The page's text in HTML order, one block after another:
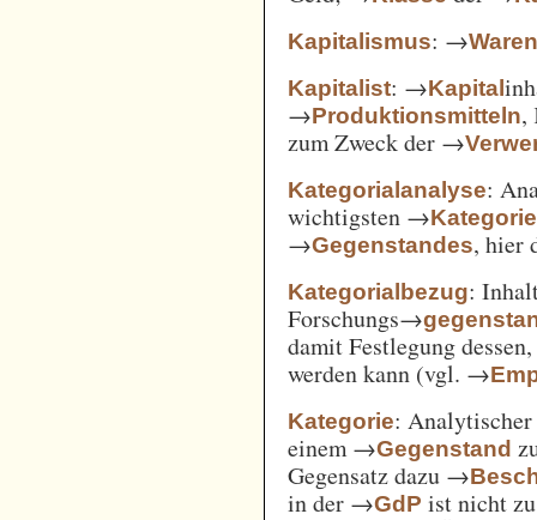
Kapitalismus: →
Kapitalist: →Kapital
→Produktionsmitteln,
zum Zweck der →
Kategorialanalyse:
wichtigsten →
→Gegenstandes, hier
Kategorialbezug:
Forschungs→
damit Festlegung
werden kann (vgl. →
Kategorie:
einem →Gegenstand
Gegensatz dazu →
in der →GdP ist nicht